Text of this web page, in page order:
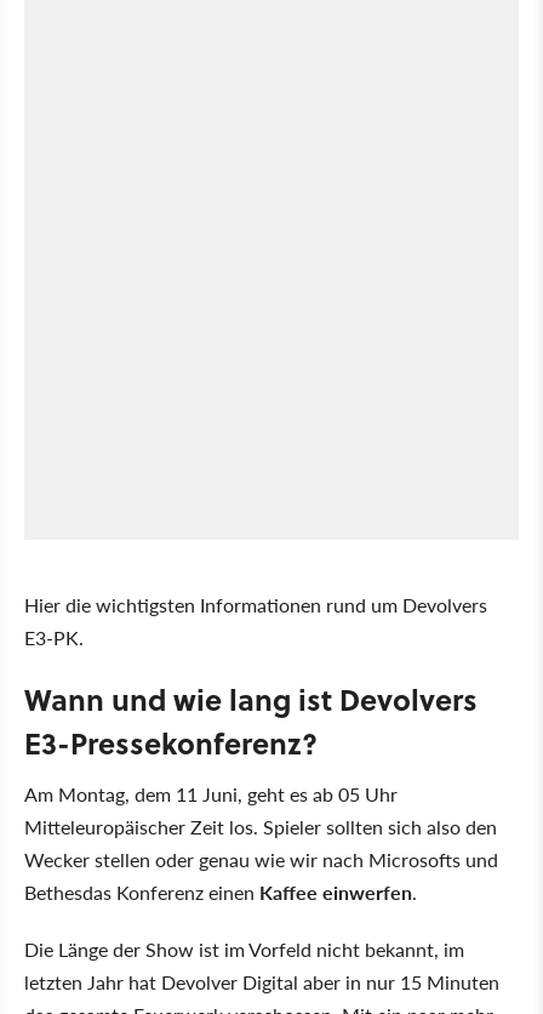
Hier die wichtigsten Informationen rund um Devolvers
E3-PK.
Wann und wie lang ist Devolvers
E3-Pressekonferenz?
Am Montag, dem 11 Juni, geht es ab 05 Uhr
Mitteleuropäischer Zeit los. Spieler sollten sich also den
Wecker stellen oder genau wie wir nach Microsofts und
Bethesdas Konferenz einen Kaffee einwerfen.
Die Länge der Show ist im Vorfeld nicht bekannt, im
letzten Jahr hat Devolver Digital aber in nur 15 Minuten